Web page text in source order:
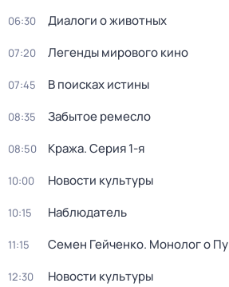
06:30 Диалоги о животных
07:20 Легенды мирового кино
07:45 В поисках истины
08:35 Забытое ремесло
08:50 Кража. Серия 1-я
10:00 Новости культуры
10:15 Наблюдатель
11:15 Семен Гейченко. Монолог о
12:30 Новости культуры